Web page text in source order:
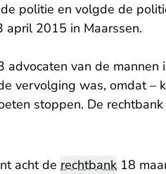
politie en volgde de
april 2015 in Maarssen.
advocaten van de mannen
vervolging was, omdat –
stoppen. De
acht de rechtbank 18